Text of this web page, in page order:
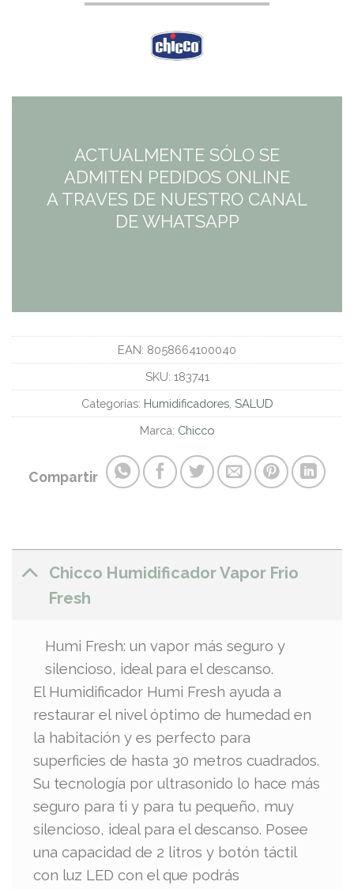
ACTUALMENTE SÓLO SE
ADMITEN PEDIDOS ONLINE
A TRAVES DE NUESTRO CANAL
DE WHATSAPP
EAN: 8058664100040
SKU: 183741
Categorías: Humidificadores, SALUD
Marca: Chicco
Compartir
Chicco Humidificador Vapor Frio
Fresh
Humi Fresh: un vapor más seguro y
silencioso, ideal para el descanso.
El Humidificador Humi Fresh ayuda a
restaurar el nivel óptimo de humedad en
la habitación y es perfecto para
superficies de hasta 30 metros cuadrados.
Su tecnología por ultrasonido lo hace más
seguro para ti y para tu pequeño, muy
silencioso, ideal para el descanso. Posee
una capacidad de 2 litros y botón táctil
con luz LED con el que podrás